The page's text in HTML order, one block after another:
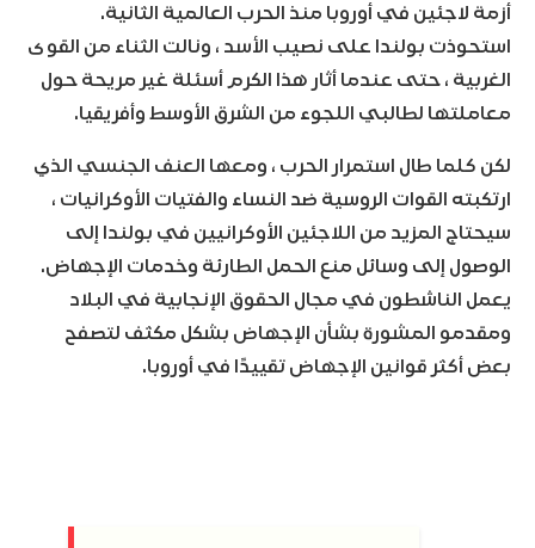
أزمة لاجئين في أوروبا منذ الحرب العالمية الثانية.
استحوذت بولندا على نصيب الأسد ، ونالت الثناء من القوى
الغربية ، حتى عندما أثار هذا الكرم أسئلة غير مريحة حول
معاملتها لطالبي اللجوء من الشرق الأوسط وأفريقيا.
لكن كلما طال استمرار الحرب ، ومعها العنف الجنسي الذي
ارتكبته القوات الروسية ضد النساء والفتيات الأوكرانيات ،
سيحتاج المزيد من اللاجئين الأوكرانيين في بولندا إلى
الوصول إلى وسائل منع الحمل الطارئة وخدمات الإجهاض.
يعمل الناشطون في مجال الحقوق الإنجابية في البلاد
ومقدمو المشورة بشأن الإجهاض بشكل مكثف لتصفح
بعض أكثر قوانين الإجهاض تقييدًا في أوروبا.